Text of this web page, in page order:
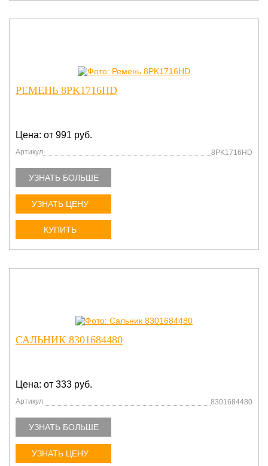
РЕМЕНЬ 8PK1716HD
Цена: от 991 руб.
Артикул 8PK1716HD
УЗНАТЬ БОЛЬШЕ
УЗНАТЬ ЦЕНУ
КУПИТЬ
САЛЬНИК 8301684480
Цена: от 333 руб.
Артикул 8301684480
УЗНАТЬ БОЛЬШЕ
УЗНАТЬ ЦЕНУ